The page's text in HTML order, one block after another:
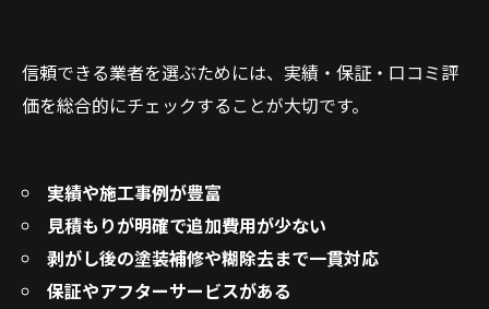
信頼できる業者を選ぶためには、実績・保証・口コミ評
価を総合的にチェックすることが大切です。
実績や施工事例が豊富
見積もりが明確で追加費用が少ない
剥がし後の塗装補修や糊除去まで一貫対応
保証やアフターサービスがある